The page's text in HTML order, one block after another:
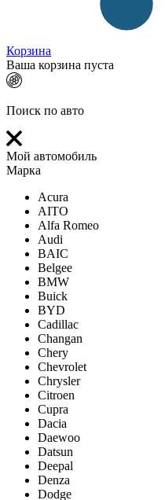
Корзина
Ваша корзина пуста
Поиск по авто
Мой автомобиль
Марка
Acura
AITO
Alfa Romeo
Audi
BAIC
Belgee
BMW
Buick
BYD
Cadillac
Changan
Chery
Chevrolet
Chrysler
Citroen
Cupra
Dacia
Daewoo
Datsun
Deepal
Denza
Dodge